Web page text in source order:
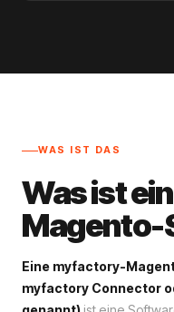
WAS IST DAS
Was ist
Magento-
Eine myfactory-
myfactory Connector